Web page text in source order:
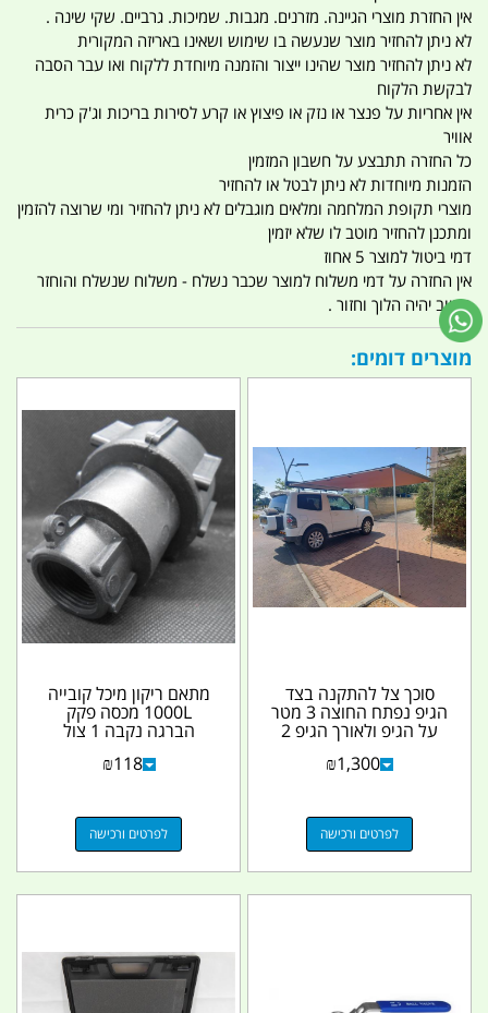
אין החזרת מוצרי הגיינה. מזרנים. מגבות. שמיכות. גרביים. שקי שינה .
לא ניתן להחזיר מוצר שנעשה בו שימוש ושאינו באריזה המקורית
לא ניתן להחזיר מוצר שהינו ייצור והזמנה מיוחדת ללקוח ואו עבר הסבה
לבקשת הלקוח
אין אחריות על פנצר או נזק או פיצוץ או קרע לסירות בריכות וג'ק כרית
אוויר
כל החזרה תתבצע על חשבון המזמין
הזמנות מיוחדות לא ניתן לבטל או להחזיר
מוצרי תקופת המלחמה ומלאים מוגבלים לא ניתן להחזיר ומי שרוצה להזמין
ומתכנן להחזיר מוטב לו שלא יזמין
דמי ביטול למוצר 5 אחוז
אין החזרה על דמי משלוח למוצר שכבר נשלח - משלוח שנשלח והוחזר
החיוב יהיה הלוך וחזור .
מוצרים דומים:
סוכך צל להתקנה בצד
הגיפ נפתח החוצה 3 מטר
על הגיפ ולאורך הגיפ 2
מטר קמפינג לייף
₪1,300
לפרטים ורכישה
מתאם ריקון מיכל קובייה
1000L מכסה פקק
הברגה נקבה 1 צול
ולג'ריקנים עם הברגה
תואמת...
₪118
לפרטים ורכישה